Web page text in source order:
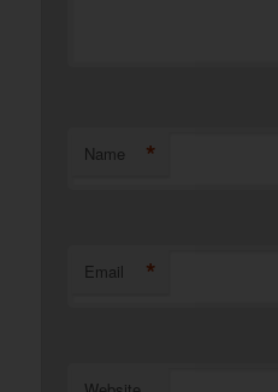
Name *
Email *